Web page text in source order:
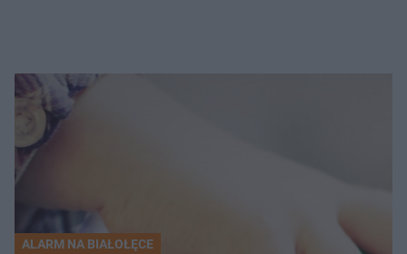
ALARM NA BIAŁOŁĘCE